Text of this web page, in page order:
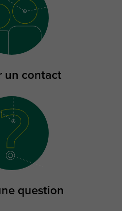
un contact
question